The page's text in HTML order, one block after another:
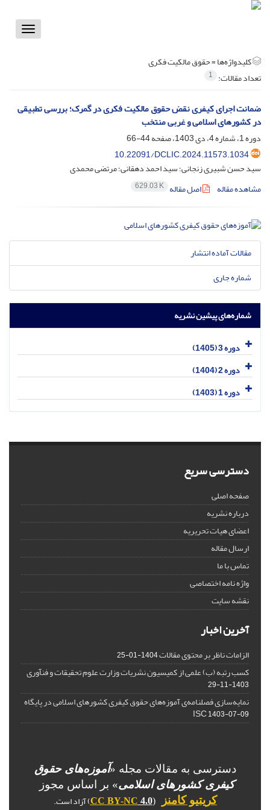
Toggle
کلیدواژه‌ها =حقوق مالکیت فکری
تعداد مقالات: 1
ضمانت اجرای کیفری نقض حقوق مالکیت فکری در گمرک؛ بررسی تطبیقی
در کشورهای اسلامی و غربی منتخب
دوره 1، شماره 4، دی 1403، صفحه
44-66
10.22091/DCLIC.2024.11573.1034
سید حسن شبیری زنجانی؛ سید احمد دهقانی؛ مرتضی محمدی
مشاهده مقاله
اصل مقاله 629.03 K
مقالات آماده انتشار
شماره جاری
شماره‌های پیشین نشریه
دوره 3 (1405)
دوره 2 (1404)
دوره 1 (1403)
دسترسی سریع
صفحه اصلی
درباره نشریه
اعضای هیات تحریریه
ارسال مقاله
تماس با ما
واژه نامه اختصاصی
نقشه سایت
آخرین اخبار
الزامات ناظر بر محتوی مقالات1404-01-25
کسب رتبه (ب) علمی از کمیسیون نشریات وزارت علوم تحقیقات و فنآوری
1403-11-29
نمایه‌سازی فصلنامه‌ی آموزه‌های حقوق کیفری کشورهای اسلامی در پایگاه
ISC1403-07-09
دسترسی به مقالات مجله «آموزه‌های حقوق
کیفری کشورهای اسلامی» بر اساس مجوز
کریتیو کامنز
(
CC BY-NC 4.0 ) آزاد است.